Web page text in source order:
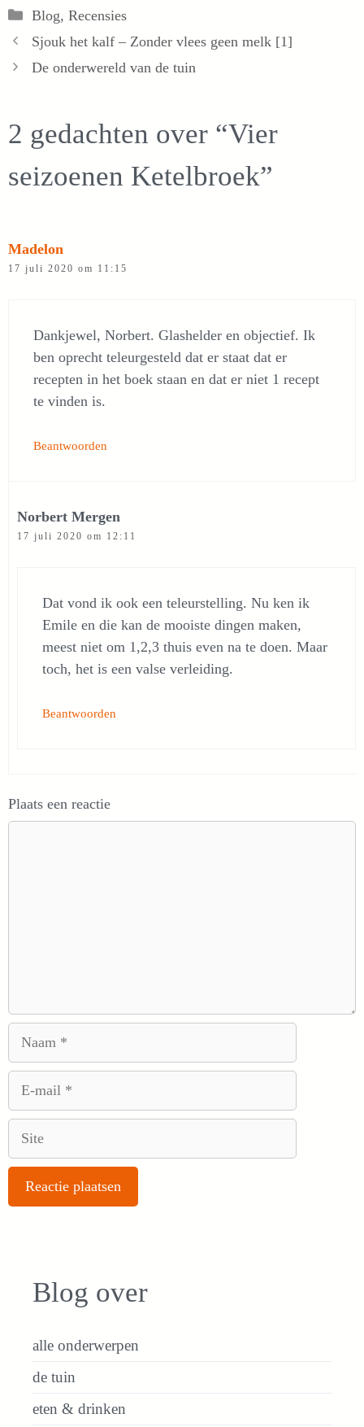
Categorieën
Blog, Recensies
Sjouk het kalf – Zonder vlees geen melk [1]
De onderwereld van de tuin
2 gedachten over “Vier
seizoenen Ketelbroek”
Madelon
17 juli 2020 om 11:15
Dankjewel, Norbert. Glashelder en objectief. Ik
ben oprecht teleurgesteld dat er staat dat er
recepten in het boek staan en dat er niet 1 recept
te vinden is.
Beantwoorden
Norbert Mergen
17 juli 2020 om 12:11
Dat vond ik ook een teleurstelling. Nu ken ik
Emile en die kan de mooiste dingen maken,
meest niet om 1,2,3 thuis even na te doen. Maar
toch, het is een valse verleiding.
Beantwoorden
Plaats een reactie
Blog over
alle onderwerpen
de tuin
eten & drinken